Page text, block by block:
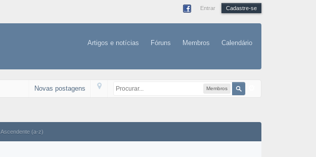
Entrar Cadastre-se
Artigos e notícias Fóruns Membros Calendário
Membros
Novas postagens
Ascendente (a-z)